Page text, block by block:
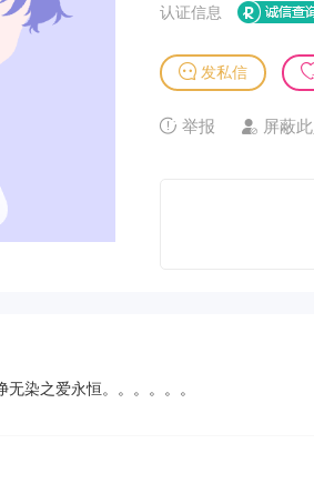
认证信息
发私信
举报 屏蔽
无染之爱永恒。。。。。。